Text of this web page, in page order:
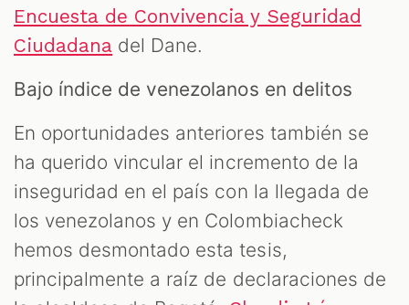
Encuesta de Convivencia y Seguridad
Ciudadana del Dane.
Bajo índice de venezolanos en delitos
En oportunidades anteriores también se
ha querido vincular el incremento de la
inseguridad en el país con la llegada de
los venezolanos y en Colombiacheck
hemos desmontado esta tesis,
principalmente a raíz de declaraciones de